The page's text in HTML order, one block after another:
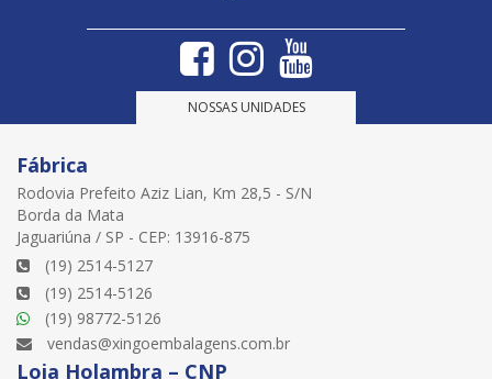
NOSSAS UNIDADES
Fábrica
Rodovia Prefeito Aziz Lian, Km 28,5 - S/N
Borda da Mata
Jaguariúna / SP - CEP: 13916-875
(19) 2514-5127
(19) 2514-5126
(19) 98772-5126
vendas@xingoembalagens.com.br
Loja Holambra – CNP